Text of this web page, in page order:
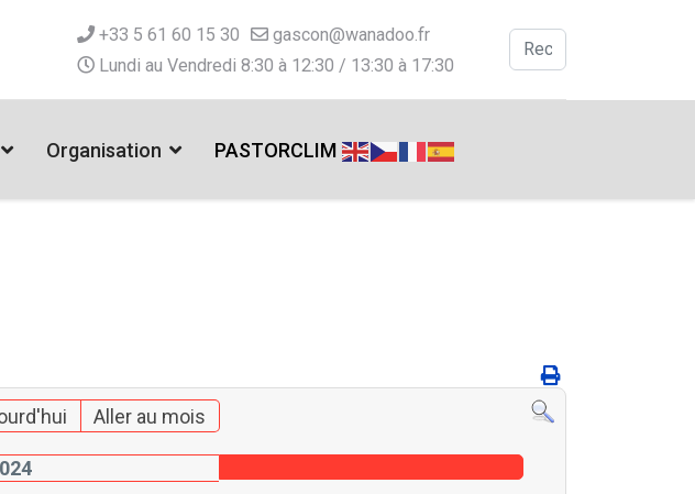
+33 5 61 60 15 30
gascon@wanadoo.fr
Lundi au Vendredi 8:30 à 12:30 / 13:30 à 17:30
Valider
Organisation PASTORCLIM
Aller au mois